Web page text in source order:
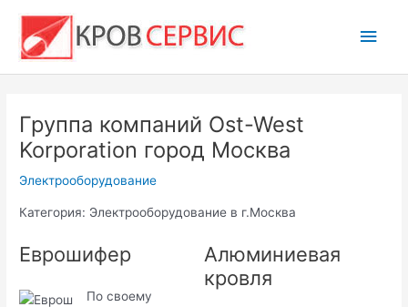
содержимому
Группа компаний Ost-West
Korporation город Москва
Электрооборудование
Категория: Электрооборудование в г.Москва
Еврошифер
По своему
Алюминиевая
кровля